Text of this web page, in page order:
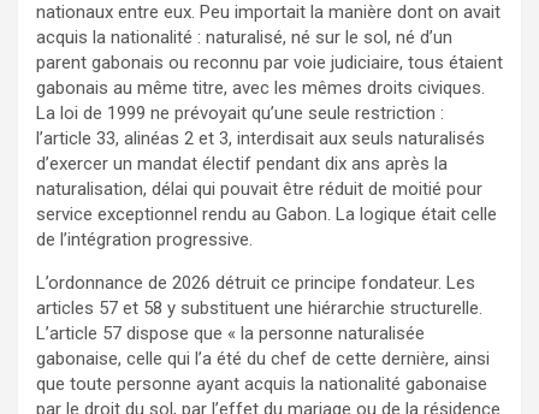
nationaux entre eux. Peu importait la manière dont on avait
acquis la nationalité : naturalisé, né sur le sol, né d’un
parent gabonais ou reconnu par voie judiciaire, tous étaient
gabonais au même titre, avec les mêmes droits civiques.
La loi de 1999 ne prévoyait qu’une seule restriction :
l’article 33, alinéas 2 et 3, interdisait aux seuls naturalisés
d’exercer un mandat électif pendant dix ans après la
naturalisation, délai qui pouvait être réduit de moitié pour
service exceptionnel rendu au Gabon. La logique était celle
de l’intégration progressive.
L’ordonnance de 2026 détruit ce principe fondateur. Les
articles 57 et 58 y substituent une hiérarchie structurelle.
L’article 57 dispose que « la personne naturalisée
gabonaise, celle qui l’a été du chef de cette dernière, ainsi
que toute personne ayant acquis la nationalité gabonaise
par le droit du sol, par l’effet du mariage ou de la résidence